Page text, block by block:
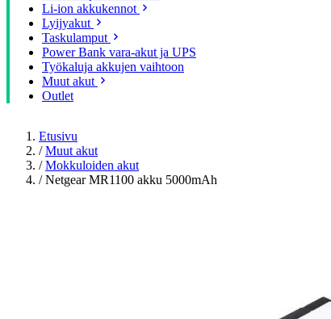
Li-ion akkukennot
Lyijyakut
Taskulamput
Power Bank vara-akut ja UPS
Työkaluja akkujen vaihtoon
Muut akut
Outlet
Etusivu
/ Muut akut
/ Mokkuloiden akut
/ Netgear MR1100 akku 5000mAh